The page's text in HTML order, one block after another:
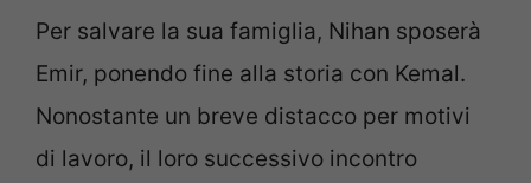
Per salvare la sua famiglia, Nihan sposerà
Emir, ponendo fine alla storia con Kemal.
Nonostante un breve distacco per motivi
di lavoro, il loro successivo incontro